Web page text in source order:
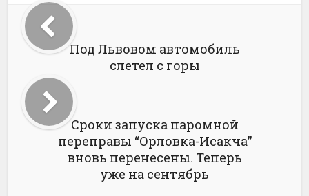
Под Львовом автомобиль
слетел с горы
Сроки запуска паромной
переправы “Орловка-Исакча”
вновь перенесены. Теперь
уже на сентябрь